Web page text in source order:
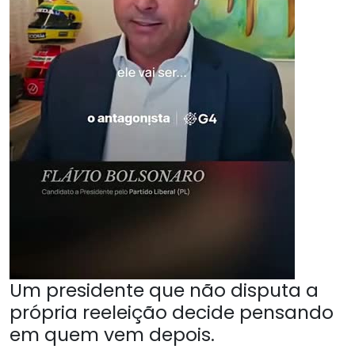
Um presidente que não disputa a
própria reeleição decide pensando
em quem vem depois.